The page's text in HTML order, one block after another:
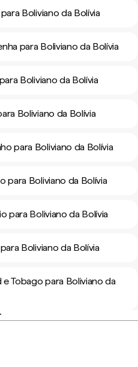
Boliviano da Bolívia
para Boliviano da Bolívia
Boliviano da Bolívia
Boliviano da Bolívia
para Boliviano da Bolívia
para Boliviano da Bolívia
para Boliviano da Bolívia
Boliviano da Bolívia
e Tobago para Boliviano da